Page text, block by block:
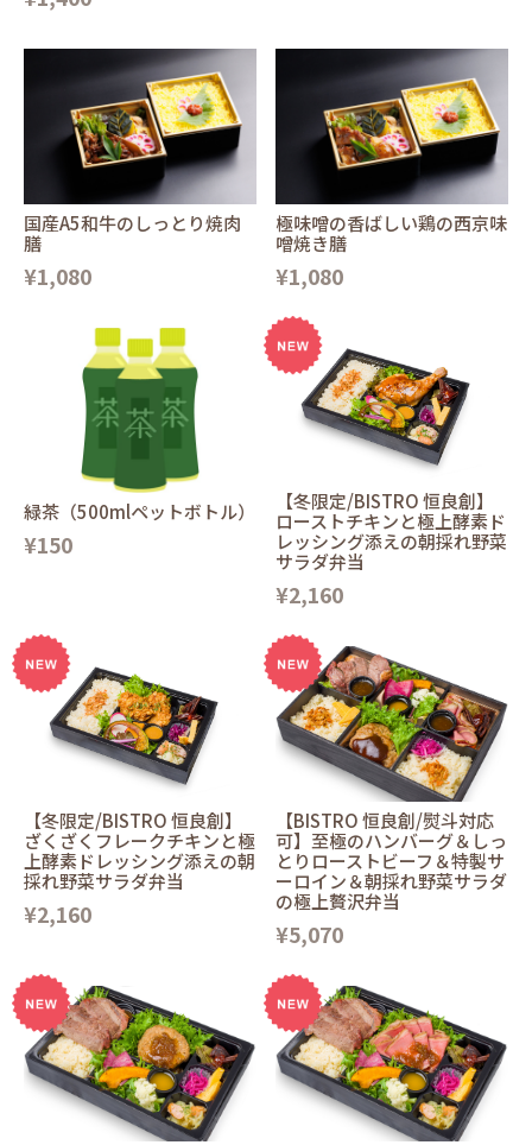
国産A5和牛のしっとり焼肉
膳
¥1,080
極味噌の香ばしい鶏の西京味
噌焼き膳
¥1,080
緑茶（500mlペットボトル）
¥150
【冬限定/BISTRO 恒良創】
ローストチキンと極上酵素ド
レッシング添えの朝採れ野菜
サラダ弁当
¥2,160
【冬限定/BISTRO 恒良創】
ざくざくフレークチキンと極
上酵素ドレッシング添えの朝
採れ野菜サラダ弁当
¥2,160
【BISTRO 恒良創/熨斗対応
可】至極のハンバーグ＆しっ
とりローストビーフ＆特製サ
ーロイン＆朝採れ野菜サラダ
の極上贅沢弁当
¥5,070